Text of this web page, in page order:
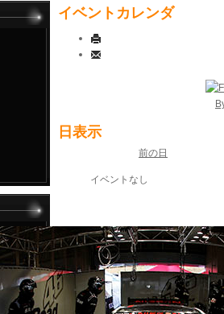
イベントカレンダ
日表示
前の日
イベントなし